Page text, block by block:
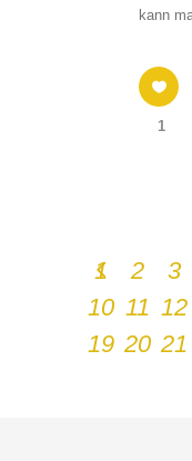
kann
1
1 2 3
10 11 12
19 20 21